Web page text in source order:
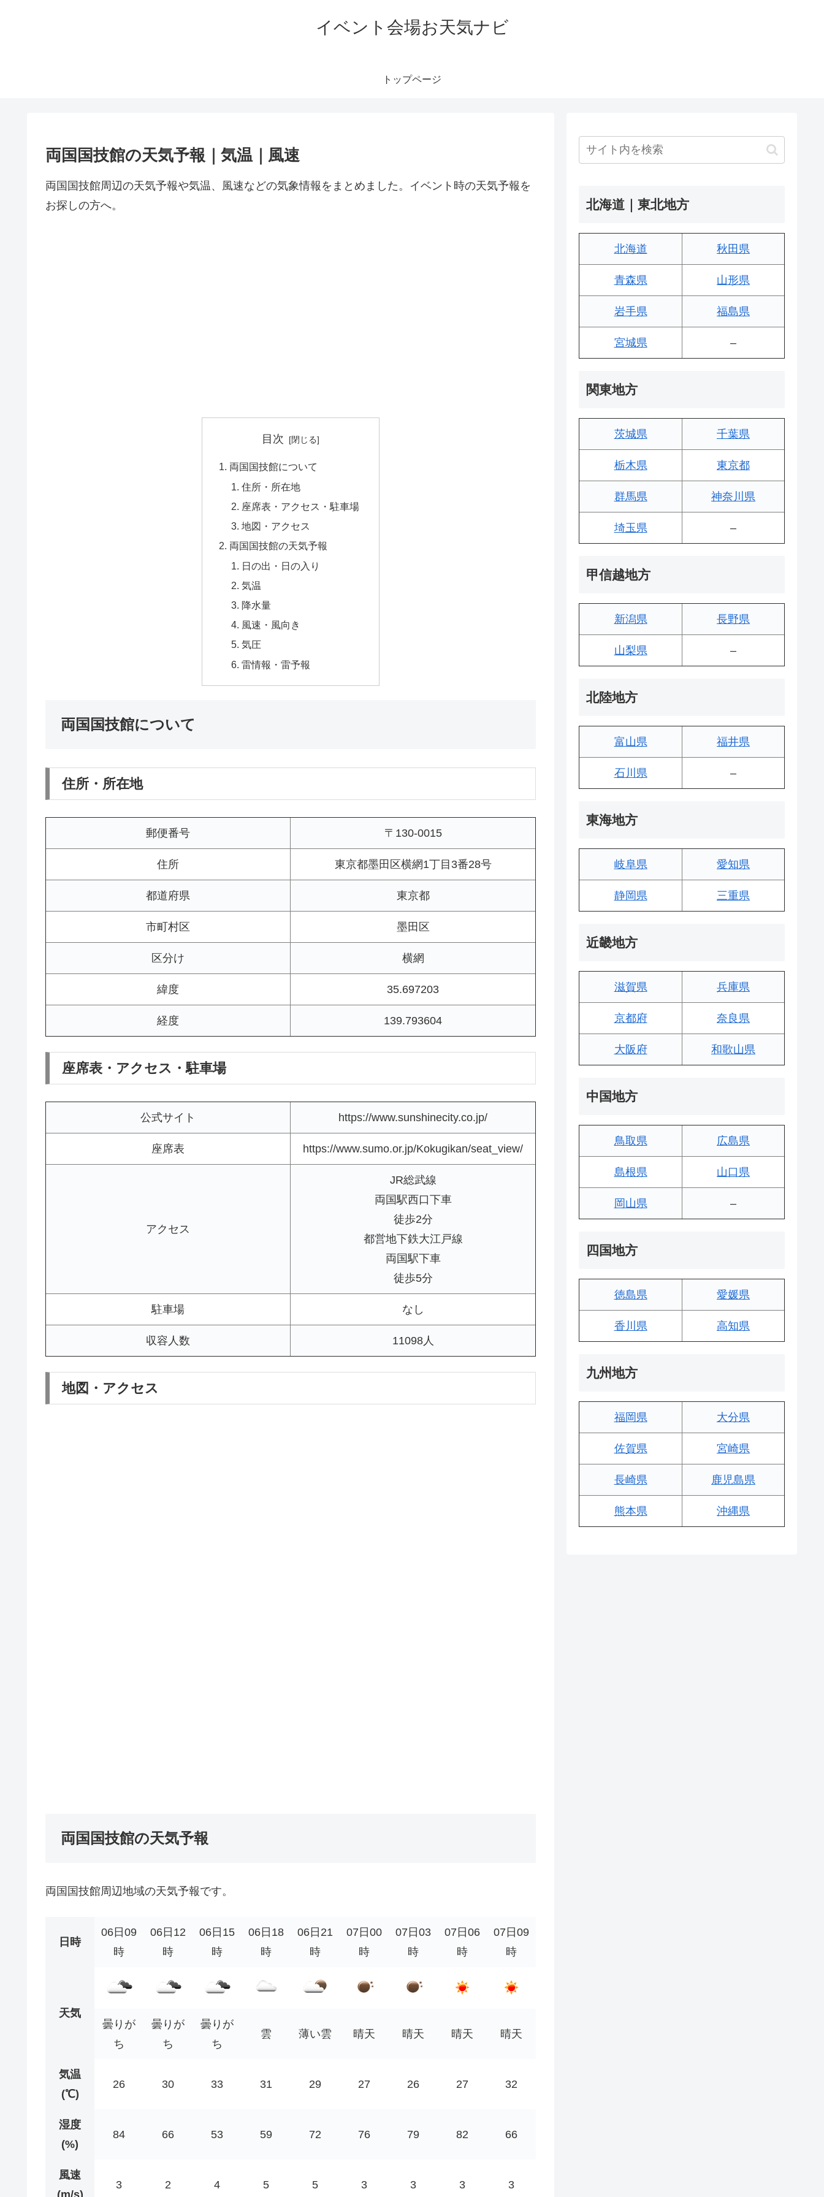
イベント会場お天気ナビ
トップページ
両国国技館の天気予報｜気温｜風速
両国国技館周辺の天気予報や気温、風速などの気象情報をまとめました。イベント時の天気予報を
お探しの方へ。
目次
両国国技館について
住所・所在地
座席表・アクセス・駐車場
地図・アクセス
両国国技館の天気予報
日の出・日の入り
気温
降水量
風速・風向き
気圧
雷情報・雷予報
両国国技館について
住所・所在地
郵便番号 〒130-0015
住所 東京都墨田区横網1丁目3番28号
都道府県 東京都
市町村区 墨田区
区分け 横網
緯度 35.697203
経度 139.793604
座席表・アクセス・駐車場
公式サイト https://www.sunshinecity.co.jp/
座席表 https://www.sumo.or.jp/Kokugikan/seat_view/
アクセス
JR総武線
両国駅西口下車
徒歩2分
都営地下鉄大江戸線
両国駅下車
徒歩5分
駐車場 なし
収容人数 11098人
地図・アクセス
両国国技館の天気予報
両国国技館周辺地域の天気予報です。
日時
06日09
時
06日12
時
06日15
時
06日18
時
06日21
時
07日00
時
07日03
時
07日06
時
07日09
時
天気
曇りが
ち
曇りが
ち
曇りが
ち
雲 薄い雲 晴天 晴天 晴天 晴天
気温
(℃)
26 30 33 31 29 27 26 27 32
湿度
(%)
84 66 53 59 72 76 79 82 66
風速
(m/s)
3 2 4 5 5 3 3 3 3
北海道｜東北地方
北海道 秋田県
青森県 山形県
岩手県 福島県
宮城県 –
関東地方
茨城県 千葉県
栃木県 東京都
群馬県 神奈川県
埼玉県 –
甲信越地方
新潟県 長野県
山梨県 –
北陸地方
富山県 福井県
石川県 –
東海地方
岐阜県 愛知県
静岡県 三重県
近畿地方
滋賀県 兵庫県
京都府 奈良県
大阪府 和歌山県
中国地方
鳥取県 広島県
島根県 山口県
岡山県 –
四国地方
徳島県 愛媛県
香川県 高知県
九州地方
福岡県 大分県
佐賀県 宮崎県
長崎県 鹿児島県
熊本県 沖縄県